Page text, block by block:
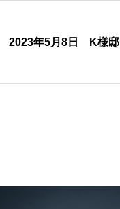
2023年5月8日 K様邸